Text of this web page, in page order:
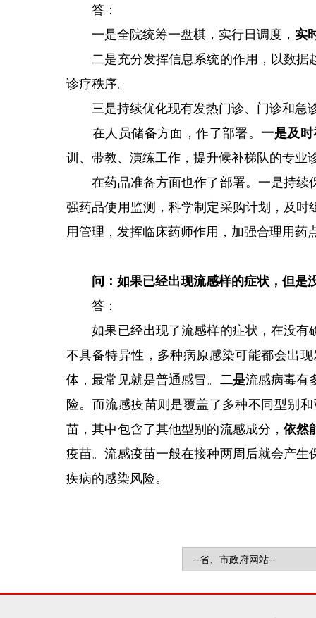
答：
一是全院统筹一盘棋，实行日调度， 实
二是充分发挥信息系统的作用，以数据
诊疗秩序。
三是持续优化现有发热门诊、门诊和急
在人员储备方面，作了部署。一是及
训、带教、演练工作，提升候补梯队的专业
在药品准备方面也作了部署。一是持续
强药品使用监测，科学制定采购计划，及
用管理，发挥临床药师作用，加强合理用药
问：如果已经出现流感样的症状，但
答：
如果已经出现了流感样的症状，在没有
不具备特异性，多种病原感染可能都会出
体，最常见就是普通感冒。 二是流感病毒有
险。而流感疫苗则是覆盖了多种不同型别
苗，其中包含了其他型别的流感成分，依然
疫苗。流感疫苗一般在接种两周后就会产
疾病的感染风险。